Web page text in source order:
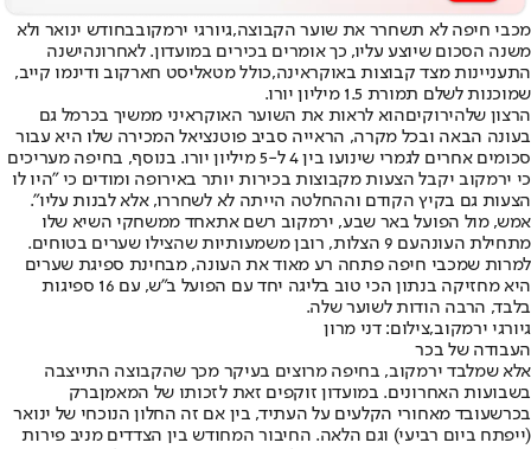
מכבי חיפה לא תשחרר את שוער הקבוצה,גיורגי ירמקובבחודש ינואר ולא
משנה הסכום שיוצע עליו, כך אומרים בכירים במועדון. לאחרונהישנה
התעניינות מצד קבוצות באוקראינה,כולל מטאליסט חארקוב ודינמו קייב,
שמוכנות לשלם תמורת 1.5 מיליון יורו.
הרצון שלהירוקיםהוא לראות את השוער האוקראיני ממשיך בכרמל גם
בעונה הבאה ובכל מקרה, הראייה סביב פוטנציאל המכירה שלו היא עבור
סכומים אחרים לגמרי שינועו בין 4 ל-5 מיליון יורו. בנוסף, בחיפה מעריכים
כי ירמקוב יקבל הצעות מקבוצות בכירות יותר באירופה ומודים כי "היו לו
הצעות גם בקיץ הקודם וההחלטה הייתה לא לשחררו, אלא לבנות עליו".
אמש, מול הפועל באר שבע, ירמקוב רשם אתאחד ממשחקי השיא שלו
מתחילת העונה
עם 9 הצלות, רובן משמעותיות שהצילו שערים בטוחים.
למרות שמכבי חיפה פתחה רע מאוד את העונה, מבחינת ספיגת שערים
היא מחזיקה בנתון הכי טוב בליגה יחד עם הפועל ב"ש, עם 16 ספיגות
בלבד, הרבה הודות לשוער שלה.
גיורגי ירמקוב,צילום: דני מרון
העבודה של בכר
אלא שמלבד ירמקוב, בחיפה מרוצים בעיקר מכך שהקבוצה התייצבה
בשבועות האחרונים. במועדון זוקפים זאת לזכותו של המאמןברק
בכרשעובד מאחורי הקלעים על העתיד, בין אם זה החלון הנוכחי של ינואר
(ייפתח ביום רביעי) וגם הלאה. החיבור המחודש בין הצדדים מניב פירות